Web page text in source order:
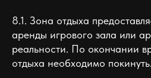
8.1. Зона отдыха
аренды игрового зала или
реальности. По окончании
отдыха необходимо покинуть.